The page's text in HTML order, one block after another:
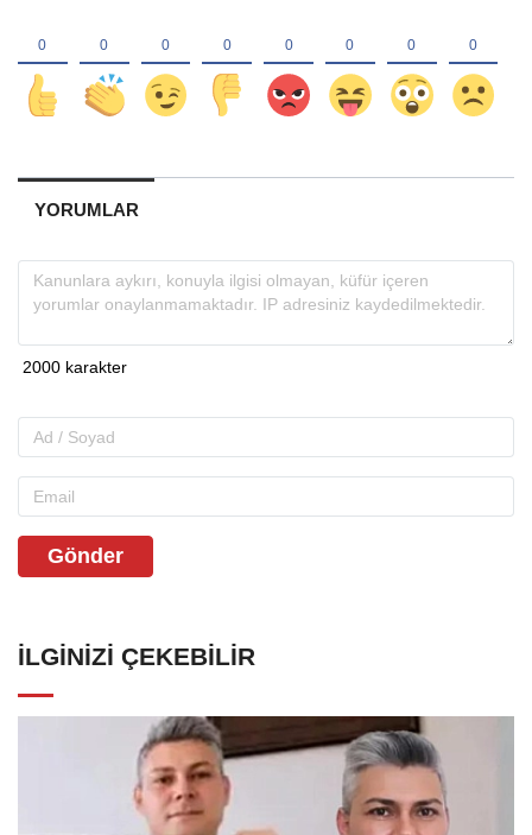
YORUMLAR
Gönder
İLGINIZI ÇEKEBILIR